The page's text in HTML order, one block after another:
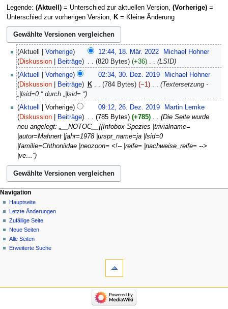
Legende: (Aktuell)= Unterschied zur aktuellen Version, (Vorherige)=
Unterschied zur vorherigen Version, K= Kleine Änderung
März
2022
Aktuell Vorherige 12:44, 18. Mär. 2022
Michael Hohner
Diskussion
Beiträge 820 Bytes +36 ‎ LSID
Dezember
2019
Aktuell Vorherige 02:34, 30. Dez. 2019
Michael Hohner
Diskussion
Beiträge K 784 Bytes −1 ‎
Textersetzung -
„|lsid=0 “ durch „|lsid= “
26.
Dezember
2019
Aktuell Vorherige 09:12, 26. Dez. 2019
Martin Lemke
Diskussion
Beiträge 785 Bytes +785 ‎
Die Seite wurde
neu angelegt: „__NOTOC__{{Infobox Spezies |trivialname=
|autor=Mahnert |jahr=1978 |urspr_name=ja |lsid=0
|familie=Chthoniidae |neozoon= <!-- |reife= |nachweise_reife= -->
|ve…“
Navigation
Hauptseite
Letzte Änderungen
Zufällige Seite
Neue Seiten
Alle Seiten
Erweiterte Suche